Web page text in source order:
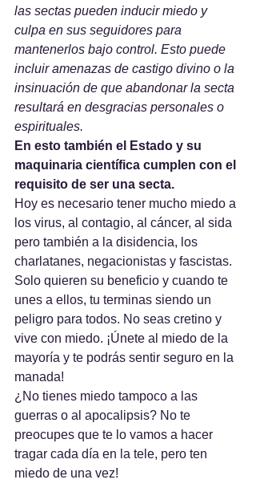
las sectas pueden inducir miedo y
culpa en sus seguidores para
mantenerlos bajo control. Esto puede
incluir amenazas de castigo divino o la
insinuación de que abandonar la secta
resultará en desgracias personales o
espirituales.
En esto también el Estado y su
maquinaria científica cumplen con el
requisito de ser una secta.
Hoy es necesario tener mucho miedo a
los virus, al contagio, al cáncer, al sida
pero también a la disidencia, los
charlatanes, negacionistas y fascistas.
Solo quieren su beneficio y cuando te
unes a ellos, tu terminas siendo un
peligro para todos. No seas cretino y
vive con miedo. ¡Únete al miedo de la
mayoría y te podrás sentir seguro en la
manada!
¿No tienes miedo tampoco a las
guerras o al apocalipsis? No te
preocupes que te lo vamos a hacer
tragar cada día en la tele, pero ten
miedo de una vez!